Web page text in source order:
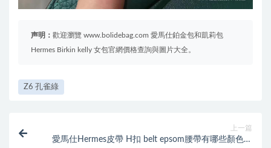
声明： 歡迎瀏覽 www.bolidebag.com 愛馬仕鉑金包和凱莉包
Hermes Birkin kelly 女包官網價格查詢與圖片大全。
Z6 孔雀綠
上一篇
愛馬仕Hermes皮帶 H扣 belt epsom腰帶有哪些顏色材